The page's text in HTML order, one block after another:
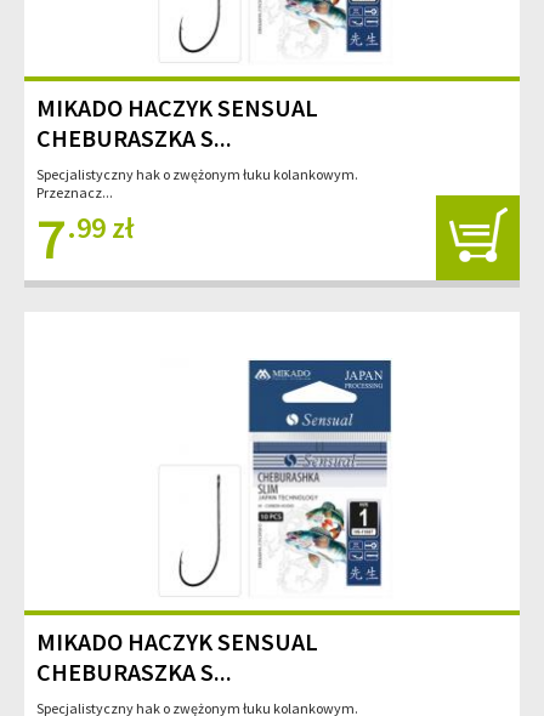
MIKADO HACZYK SENSUAL
CHEBURASZKA S...
Specjalistyczny hak o zwężonym łuku kolankowym.
Przeznacz...
7.99 zł
MIKADO HACZYK SENSUAL
CHEBURASZKA S...
Specjalistyczny hak o zwężonym łuku kolankowym.